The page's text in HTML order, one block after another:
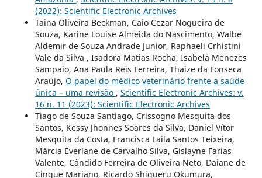
(2022): Scientific Electronic Archives
Taina Oliveira Beckman, Caio Cezar Nogueira de
Souza, Karine Louise Almeida do Nascimento, Walbe
Aldemir de Souza Andrade Junior, Raphaeli Crhistini
Vale da Silva , Isadora Matias Rocha, Isabela Menezes
Sampaio, Ana Paula Reis Ferreira, Thaize da Fonseca
Araújo, O papel do médico veterinário frente a saúde
única – uma revisão , Scientific Electronic Archives: v.
16 n. 11 (2023): Scientific Electronic Archives
Tiago de Souza Santiago, Crissogno Mesquita dos
Santos, Kessy Jhonnes Soares da Silva, Daniel Vítor
Mesquita da Costa, Francisca Laila Santos Teixeira,
Márcia Everlane de Carvalho Silva, Gislayne Farias
Valente, Cândido Ferreira de Oliveira Neto, Daiane de
Cinque Mariano, Ricardo Shigueru Okumura,